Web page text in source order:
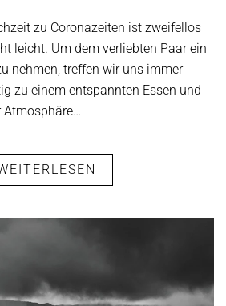
zu Coronazeiten ist zweifellos
leicht. Um dem verliebten Paar ein
nehmen, treffen wir uns immer
zu einem entspannten Essen und
Atmosphäre…